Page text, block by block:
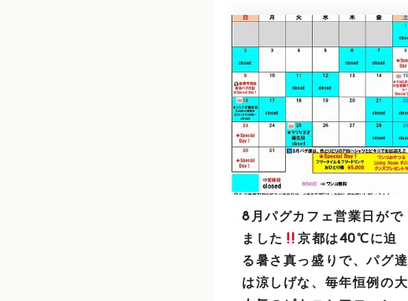
8月パグカフェ営業日がで
ました
京都は40℃に迫
る暑さ真っ盛りで、パグ達
は涼しげな、毎年恒例の大